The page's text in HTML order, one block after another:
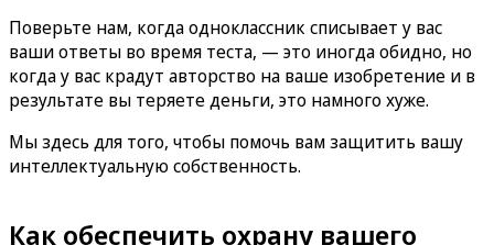
Поверьте нам, когда одноклассник списывает у вас
ваши ответы во время теста, — это иногда обидно, но
когда у вас крадут авторство на ваше изобретение и в
результате вы теряете деньги, это намного хуже.
Мы здесь для того, чтобы помочь вам защитить вашу
интеллектуальную собственность.
Как обеспечить охрану вашего